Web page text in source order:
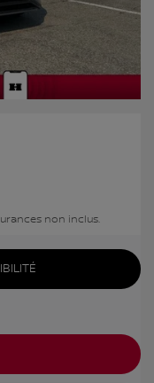
non inclus.